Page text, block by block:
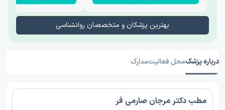
بهترین پزشکان و متخصصان روانشناسی
درباره پزشکمحل فعالیتمدارک
مطب دکتر مرجان صارمی فر